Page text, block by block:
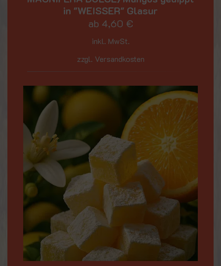
in "WEISSER" Glasur
ab 4,60 €
inkl. MwSt.
zzgl. Versandkosten